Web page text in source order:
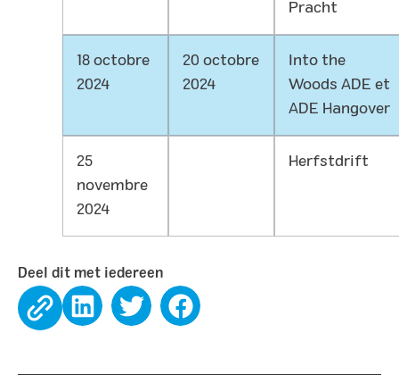
Pracht
18 octobre
2024
20 octobre
2024
Into the
Woods ADE et
ADE Hangover
25
novembre
2024
Herfstdrift
Deel dit met iedereen